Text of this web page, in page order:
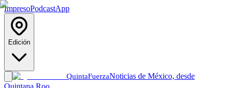
ImpresoPodcastApp
Edición
QuintaFuerzaNoticias de México, desde
Quintana Roo